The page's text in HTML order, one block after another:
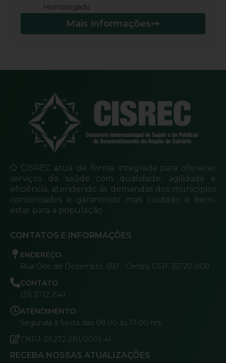
Homologado
Mais Informações
O CISREC atua de forma integrada para oferecer
serviços de saúde com qualidade, agilidade e
eficiência, atendendo às demandas dos municípios
consorciados e garantindo mais cuidado e bem-
estar para a população.
CONTATOS E INFORMAÇÕES
ENDEREÇO
Rua Oito de Dezembro, 650 - Centro CEP: 35720-000
CONTATO
(31) 3712 1541
ATENDIMENTO
Segunda à Sexta das 08:00 às 17:00 hrs
CNPJ: 01.272.081/0001-41
RECEBA NOSSAS ATUALIZAÇÕES